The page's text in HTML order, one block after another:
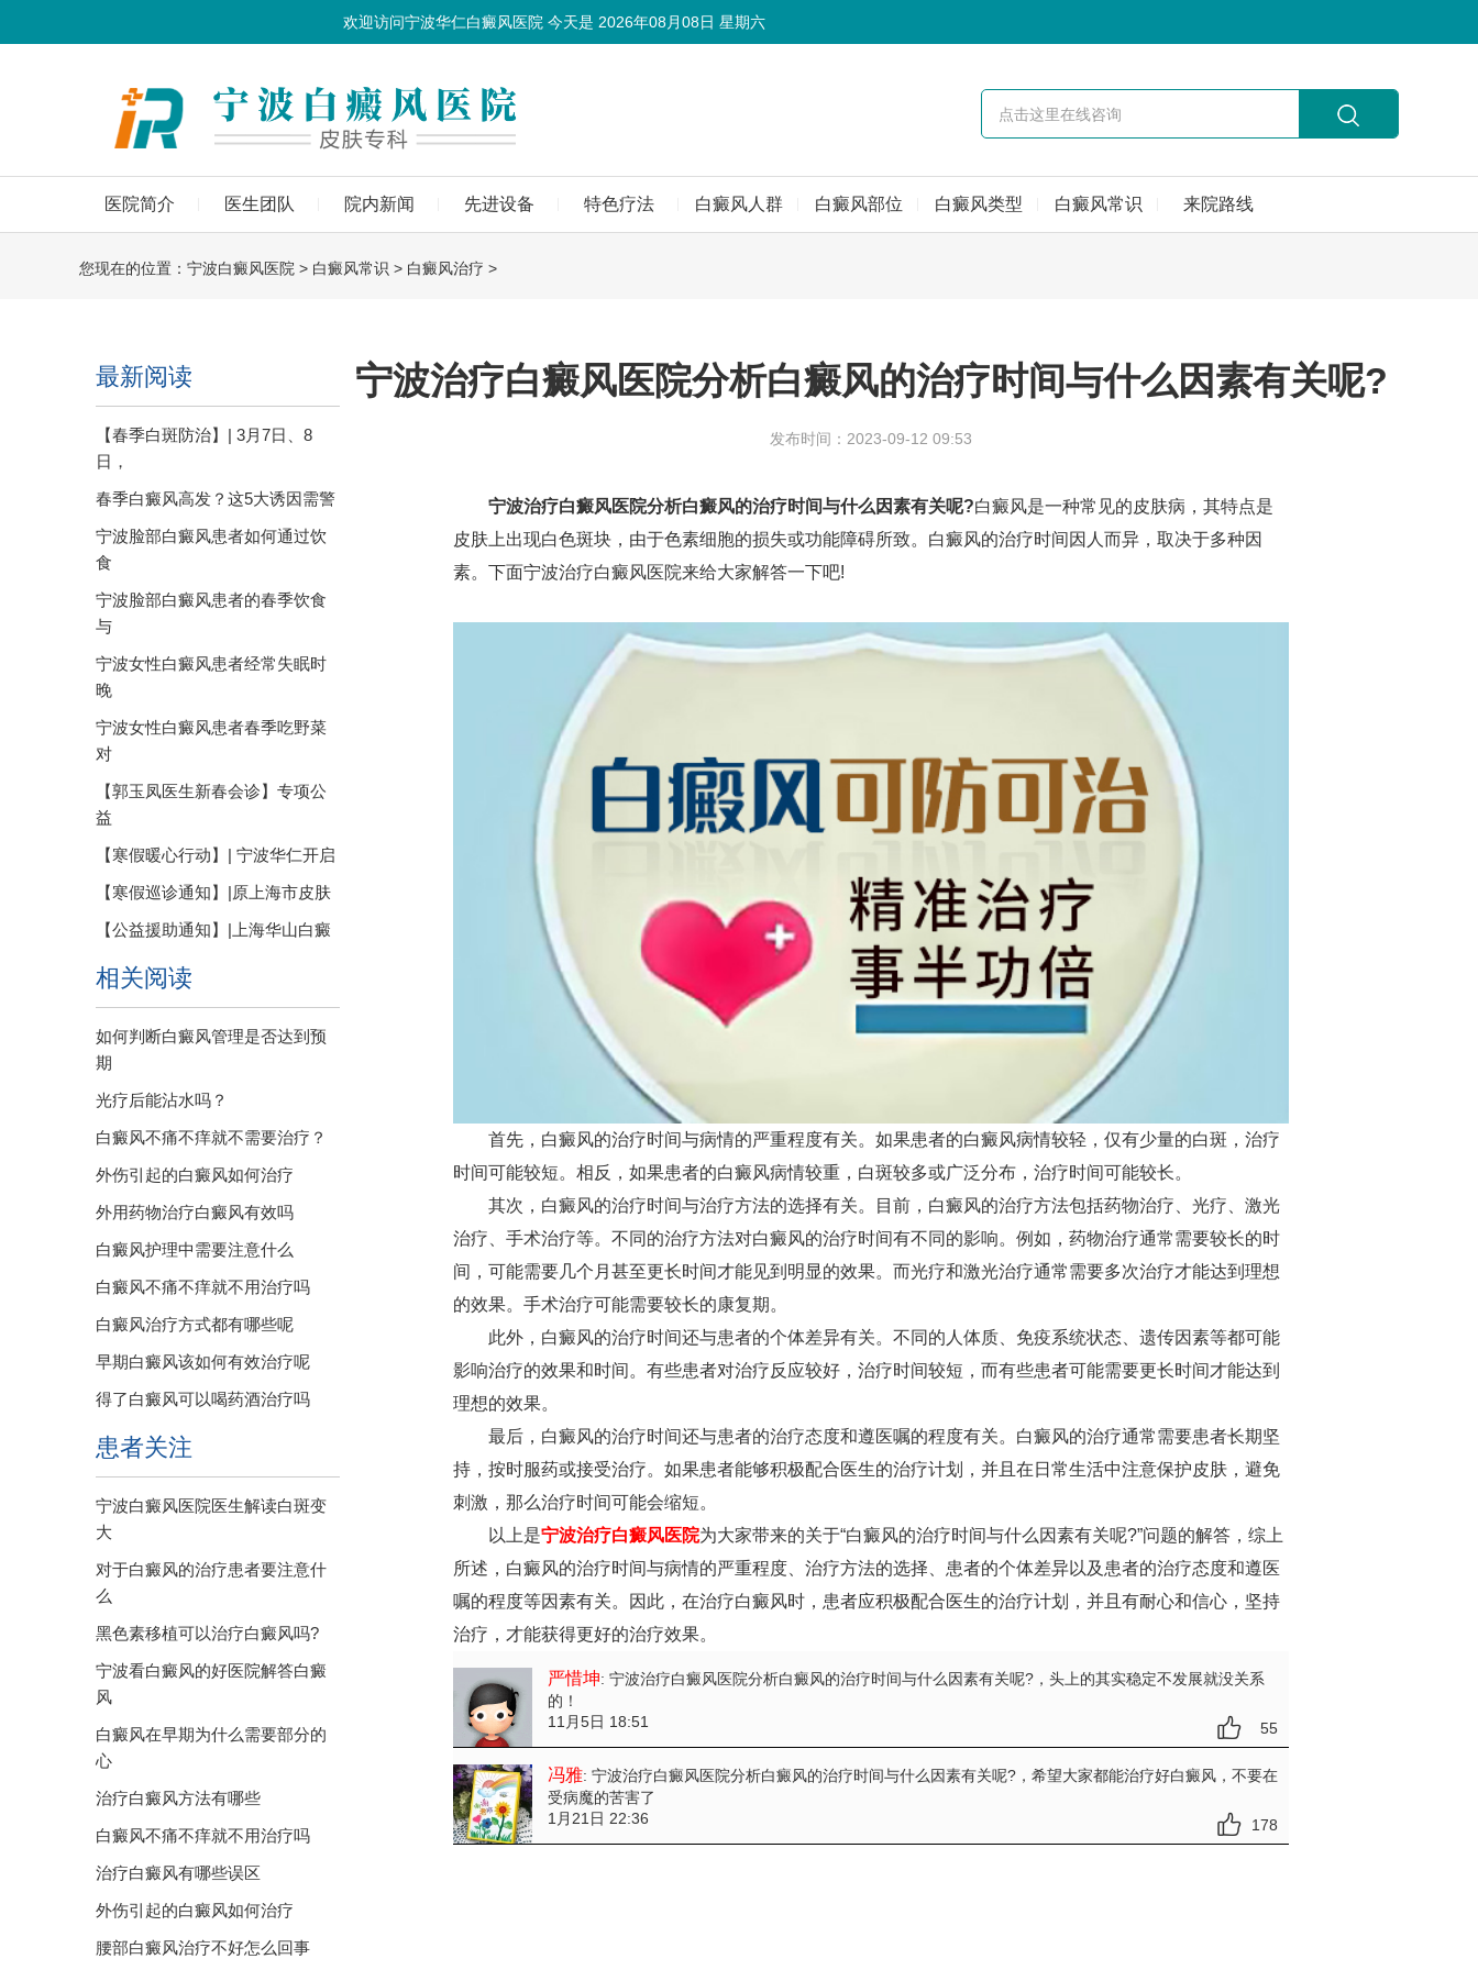
欢迎访问宁波华仁白癜风医院 今天是 2026年08月08日 星期六
医院简介 医生团队 院内新闻 先进设备 特色疗法 白癜风人群 白癜风部位 白癜风类型 白癜风常识 来院路线
您现在的位置： 宁波白癜风医院 > 白癜风常识 > 白癜风治疗 >
最新阅读
【春季白斑防治】| 3月7日、8
日，
春季白癜风高发？这5大诱因需警
宁波脸部白癜风患者如何通过饮
食
宁波脸部白癜风患者的春季饮食
与
宁波女性白癜风患者经常失眠时
晚
宁波女性白癜风患者春季吃野菜
对
【郭玉凤医生新春会诊】专项公
益
【寒假暖心行动】| 宁波华仁开启
【寒假巡诊通知】|原上海市皮肤
【公益援助通知】|上海华山白癜
相关阅读
如何判断白癜风管理是否达到预
期
光疗后能沾水吗？
白癜风不痛不痒就不需要治疗？
外伤引起的白癜风如何治疗
外用药物治疗白癜风有效吗
白癜风护理中需要注意什么
白癜风不痛不痒就不用治疗吗
白癜风治疗方式都有哪些呢
早期白癜风该如何有效治疗呢
得了白癜风可以喝药酒治疗吗
患者关注
宁波白癜风医院医生解读白斑变
大
对于白癜风的治疗患者要注意什
么
黑色素移植可以治疗白癜风吗?
宁波看白癜风的好医院解答白癜
风
白癜风在早期为什么需要部分的
心
治疗白癜风方法有哪些
白癜风不痛不痒就不用治疗吗
治疗白癜风有哪些误区
外伤引起的白癜风如何治疗
腰部白癜风治疗不好怎么回事
宁波治疗白癜风医院分析白癜风的治疗时间与什么因素有关呢?
发布时间：2023-09-12 09:53
宁波治疗白癜风医院分析白癜风的治疗时间与什么因素有关呢?白癜风是一种常见的皮肤病，其特点是
皮肤上出现白色斑块，由于色素细胞的损失或功能障碍所致。白癜风的治疗时间因人而异，取决于多种因
素。下面宁波治疗白癜风医院来给大家解答一下吧!
首先，白癜风的治疗时间与病情的严重程度有关。如果患者的白癜风病情较轻，仅有少量的白斑，治疗
时间可能较短。相反，如果患者的白癜风病情较重，白斑较多或广泛分布，治疗时间可能较长。
其次，白癜风的治疗时间与治疗方法的选择有关。目前，白癜风的治疗方法包括药物治疗、光疗、激光
治疗、手术治疗等。不同的治疗方法对白癜风的治疗时间有不同的影响。例如，药物治疗通常需要较长的时
间，可能需要几个月甚至更长时间才能见到明显的效果。而光疗和激光治疗通常需要多次治疗才能达到理想
的效果。手术治疗可能需要较长的康复期。
此外，白癜风的治疗时间还与患者的个体差异有关。不同的人体质、免疫系统状态、遗传因素等都可能
影响治疗的效果和时间。有些患者对治疗反应较好，治疗时间较短，而有些患者可能需要更长时间才能达到
理想的效果。
最后，白癜风的治疗时间还与患者的治疗态度和遵医嘱的程度有关。白癜风的治疗通常需要患者长期坚
持，按时服药或接受治疗。如果患者能够积极配合医生的治疗计划，并且在日常生活中注意保护皮肤，避免
刺激，那么治疗时间可能会缩短。
以上是宁波治疗白癜风医院为大家带来的关于“白癜风的治疗时间与什么因素有关呢?”问题的解答，综上
所述，白癜风的治疗时间与病情的严重程度、治疗方法的选择、患者的个体差异以及患者的治疗态度和遵医
嘱的程度等因素有关。因此，在治疗白癜风时，患者应积极配合医生的治疗计划，并且有耐心和信心，坚持
治疗，才能获得更好的治疗效果。
严惜坤: 宁波治疗白癜风医院分析白癜风的治疗时间与什么因素有关呢? ，头上的其实稳定不发展就没关系
的！
11月5日 18:51
55
冯雅: 宁波治疗白癜风医院分析白癜风的治疗时间与什么因素有关呢? ，希望大家都能治疗好白癜风，不要在
受病魔的苦害了
1月21日 22:36
178